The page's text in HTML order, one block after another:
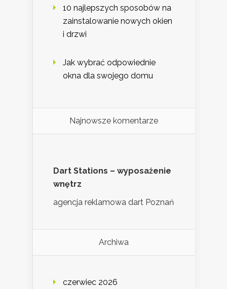
10 najlepszych sposobów na
zainstalowanie nowych okien
i drzwi
Jak wybrać odpowiednie
okna dla swojego domu
Najnowsze komentarze
Dart Stations – wyposażenie
wnętrz
agencja reklamowa dart Poznań
Archiwa
czerwiec 2026